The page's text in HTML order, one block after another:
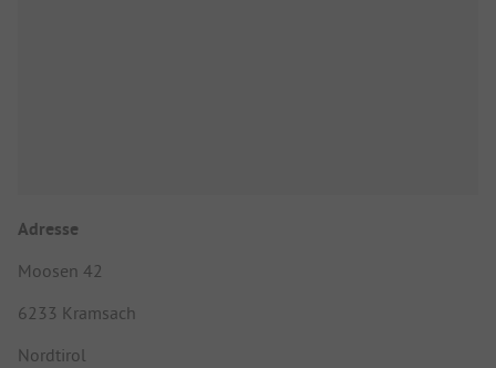
Adresse
Moosen 42
6233 Kramsach
Nordtirol